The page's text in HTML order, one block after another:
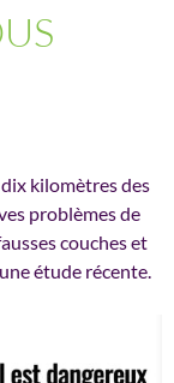
kilomètres des
problèmes de
couches et
étude récente.